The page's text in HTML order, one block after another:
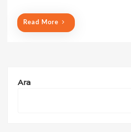
Read More
Ara